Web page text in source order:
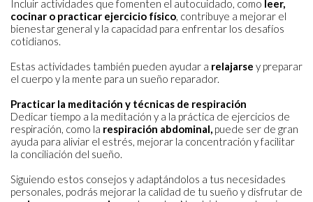
Incluir actividades que fomenten el autocuidado, como leer,
cocinar o practicar ejercicio físico, contribuye a mejorar el
bienestar general y la capacidad para enfrentar los desafíos
cotidianos.
Estas actividades también pueden ayudar a relajarse y preparar
el cuerpo y la mente para un sueño reparador.
Practicar la meditación y técnicas de respiración
Dedicar tiempo a la meditación y a la práctica de ejercicios de
respiración, como la respiración abdominal, puede ser de gran
ayuda para aliviar el estrés, mejorar la concentración y facilitar
la conciliación del sueño.
Siguiendo estos consejos y adaptándolos a tus necesidades
personales, podrás mejorar la calidad de tu sueño y disfrutar de